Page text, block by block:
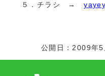
５．チラシ →
公開日：2009年